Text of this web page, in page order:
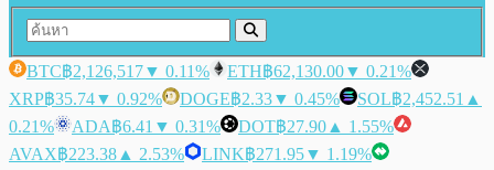
BTC฿2,126,517▼ 0.11% ETH฿62,130.00▼ 0.21%
XRP฿35.74▼ 0.92% DOGE฿2.33▼ 0.45% SOL฿2,452.51 ▲
0.21%
ADA฿6.41 ▼ 0.31% DOT฿27.90 ▲ 1.55%
AVAX฿223.38 ▲ 2.53% LINK฿271.95▼ 1.19%